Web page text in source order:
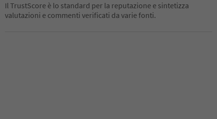
Il TrustScore è lo standard per la reputazione e sintetizza
valutazioni e commenti verificati da varie fonti.